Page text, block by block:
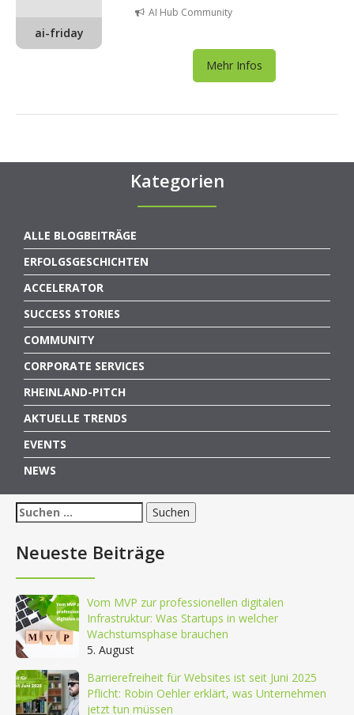
ai-friday
AI Hub Community
Mehr Infos
Kategorien
ALLE BLOGBEITRÄGE
ERFOLGSGESCHICHTEN
ACCELERATOR
SUCCESS STORIES
COMMUNITY
CORPORATE SERVICES
RHEINLAND-PITCH
AKTUELLE TRENDS
EVENTS
NEWS
Suchen
nach:
Neueste Beiträge
Vom MVP zur professionellen digitalen
Infrastruktur: Was Startups in welcher
Wachstumsphase brauchen
5. August
Barrierefreiheit für Websites ist seit Juni 2025
Pflicht: Robin Oehler erklärt, was Unternehmen
jetzt tun müssen